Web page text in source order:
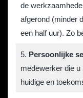
de
afgerond (minder
een half uur). Zo
5. Persoonlijke
medewerker die u
huidige en